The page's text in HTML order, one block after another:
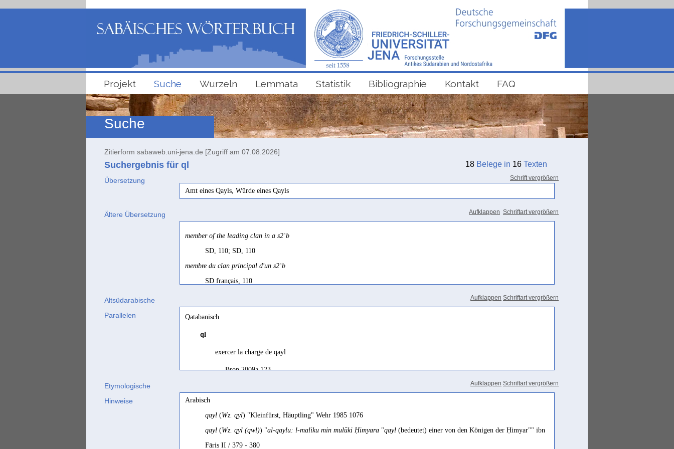
Projekt Suche Wurzeln Lemmata Statistik Bibliographie Kontakt FAQ
Suche
Zitierform sabaweb.uni-jena.de [Zugriff am 07.08.2026]
Suchergebnis für ql 18 Belege in 16 Texten
Übersetzung Schrift vergrößern
Amt eines Qayls, Würde eines Qayls
Ältere Übersetzung Aufklappen Schriftart vergrößern
member of the leading clan in a s2ʿb
SD, 110; SD, 110
membre du clan principal d'un s2ʿb
SD français, 110
Ryckmans 1975a, 302
Rhodokanakis 1922, 69 - 70 Fn. 5
préposé
Ryckmans 1956b, 377
principe
Altsüdarabische
Parallelen
Aufklappen Schriftart vergrößern
Qatabanisch
ql
exercer la charge de qayl
Bron 2009a 123
Etymologische
Hinweise
Aufklappen Schriftart vergrößern
Arabisch
qayl (Wz. qyl) "Kleinfürst, Häuptling" Wehr 1985 1076
qayl (Wz. qyl (qwl)) "al-qaylu: l-maliku min mulūki Ḥimyara "qayl (bedeutet) einer von den Königen der Ḥimyar"" ibn
Fāris II / 379 - 380